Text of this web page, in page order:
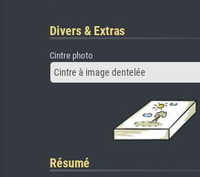
Divers & Extras
Cintre photo
Cintre à image dentelée
Résumé